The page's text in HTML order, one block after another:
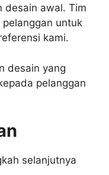
desain awal. Tim
untuk
kami.
desain yang
pelanggan
selanjutnya